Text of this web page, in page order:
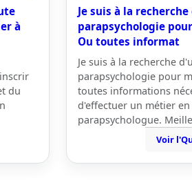
à
du
Je suis à la
parapsychologie
Ou toutes informat
Je suis à la recherche
parapsychologie pour
toutes informations
d'effectuer un métier
parapsychologue.
Voir